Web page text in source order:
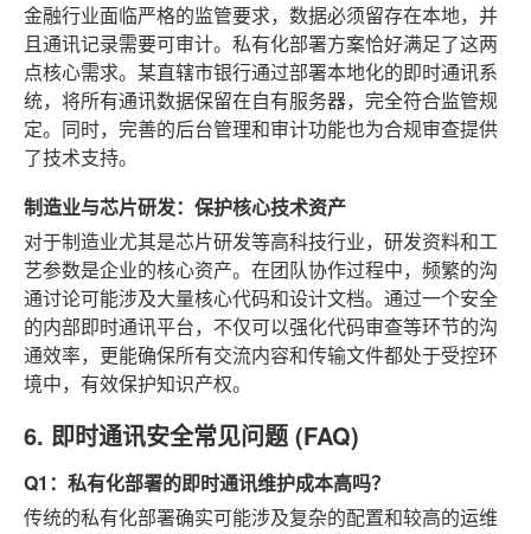
金融行业面临严格的监管要求，数据必须留存在本地，并
且通讯记录需要可审计。私有化部署方案恰好满足了这两
点核心需求。某直辖市银行通过部署本地化的即时通讯系
统，将所有通讯数据保留在自有服务器，完全符合监管规
定。同时，完善的后台管理和审计功能也为合规审查提供
了技术支持。
制造业与芯片研发：保护核心技术资产
对于制造业尤其是芯片研发等高科技行业，研发资料和工
艺参数是企业的核心资产。在团队协作过程中，频繁的沟
通讨论可能涉及大量核心代码和设计文档。通过一个安全
的内部即时通讯平台，不仅可以强化代码审查等环节的沟
通效率，更能确保所有交流内容和传输文件都处于受控环
境中，有效保护知识产权。
6. 即时通讯安全常见问题 (FAQ)
Q1：私有化部署的即时通讯维护成本高吗？
传统的私有化部署确实可能涉及复杂的配置和较高的运维